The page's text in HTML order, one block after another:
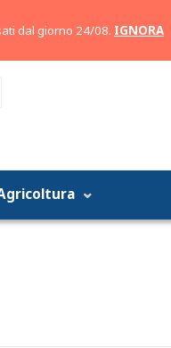
dal giorno 24/08. IGNORA